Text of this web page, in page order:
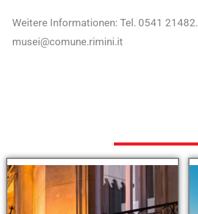
Weitere Informationen: Tel. 0541 21482.
musei@comune.rimini.it